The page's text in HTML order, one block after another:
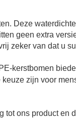
Deze
geen extra
zeker van dat u
PE-kerstbomen
zijn voor
tot ons product en